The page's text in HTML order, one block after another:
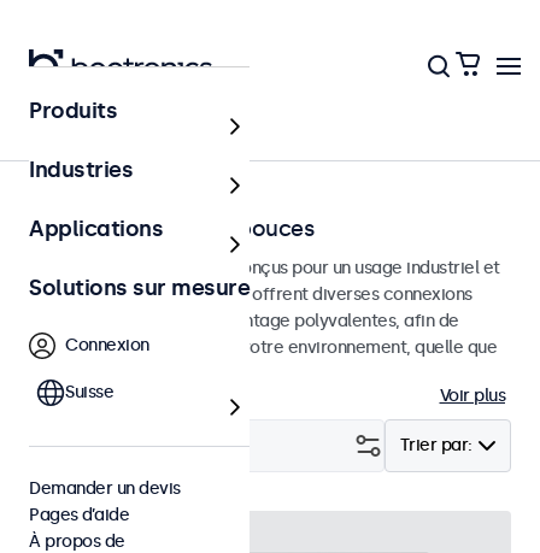
Accueil
Moniteurs de 7 à 32 pouces
Moniteurs professionnels conçus pour un usage industriel et
commercial. Ces moniteurs offrent diverses connexions
vidéo et des options de montage polyvalentes, afin de
s'intégrer facilement dans votre environnement, quelle que
Voir plus
Trier par:
Filtrer (24)
Produits
Industries
Applications
Solutions sur mesure
Connexion
Suisse
Demander un devis
Pages d’aide
À propos de